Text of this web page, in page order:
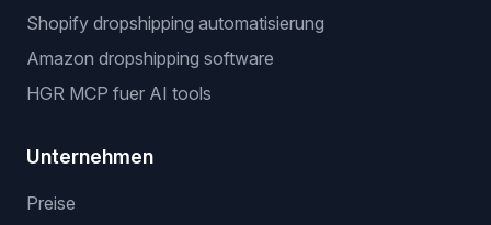
Shopify dropshipping automatisierung
Amazon dropshipping software
HGR MCP fuer AI tools
Unternehmen
Preise